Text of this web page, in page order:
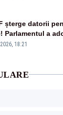
șterge datorii
Parlamentul a
fiscală
18:21